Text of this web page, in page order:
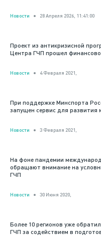
Новости 28 Апреля 2026, 11:41:00
Проект из антикризисной
Центра ГЧП прошел
Новости 4 Февраля 2021,
При поддержке Минспорта
запущен сервис для развития
Новости 3 Февраля 2021,
На фоне пандемии
обращают внимание на
ГЧП
Новости 30 Июня 2020,
Более 10 регионов уже
ГЧП за содействием в